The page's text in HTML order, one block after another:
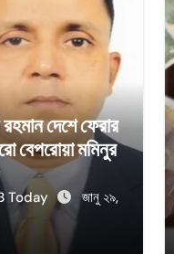
দেশে ফেরার
বেপরোয়া মমিনুর
Today
জানু ২৯,